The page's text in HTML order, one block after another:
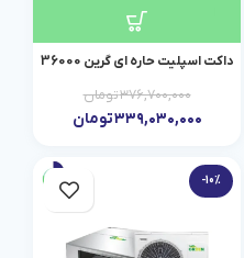
داکت اسپلیت حاره ای گرین 36000
۳۷۶,۷۰۰,۰۰۰تومان
۳۳۹,۰۳۰,۰۰۰تومان
-10%